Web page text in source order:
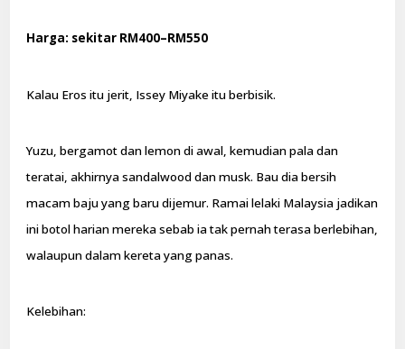
Harga: sekitar RM400–RM550
Kalau Eros itu jerit, Issey Miyake itu berbisik.
Yuzu, bergamot dan lemon di awal, kemudian pala dan
teratai, akhirnya sandalwood dan musk. Bau dia bersih
macam baju yang baru dijemur. Ramai lelaki Malaysia jadikan
ini botol harian mereka sebab ia tak pernah terasa berlebihan,
walaupun dalam kereta yang panas.
Kelebihan: